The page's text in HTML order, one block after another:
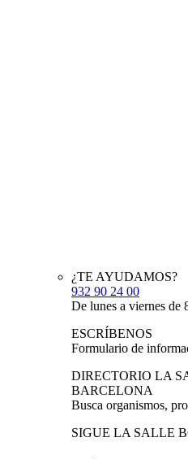
¿TE AYUDAMOS?
932 90 24 00
De lunes a viernes de
ESCRÍBENOS
Formulario de
DIRECTORIO LA
BARCELONA
Busca organismos,
SIGUE LA SALLE